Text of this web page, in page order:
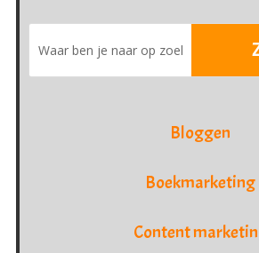
Bloggen
Boekmarketing
Content